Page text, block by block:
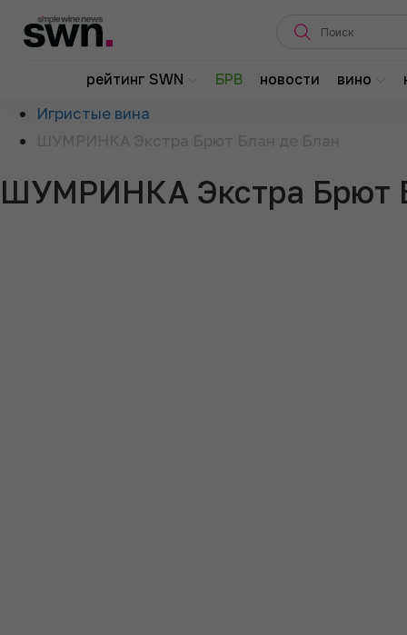
рейтинг SWN БРВ новости вино
О рейтинге
Игристые вина
ШУМРИНКА Экстра Брют